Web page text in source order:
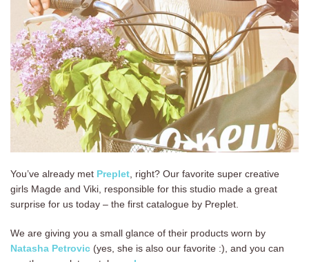
You’ve already met Preplet , right? Our favorite super creative
girls Magde and Viki, responsible for this studio made a great
surprise for us today – the first catalogue by Preplet.
We are giving you a small glance of their products worn by
Natasha Petrovic (yes, she is also our favorite :), and you can